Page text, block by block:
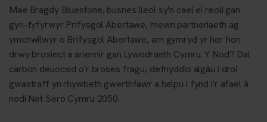
Mae Bragdy Bluestone, busnes lleol sy'n cael ei reoli gan
gyn-fyfyrwyr Prifysgol Abertawe, mewn partneriaeth ag
ymchwilwyr o Brifysgol Abertawe, am gymryd yr her hon
drwy brosiect a ariennir gan Lywodraeth Cymru. Y Nod? Dal
carbon deuocsid o'r broses fragu, defnyddio algâu i droi
gwastraff yn rhywbeth gwerthfawr a helpu i fynd i'r afael â
nodi Net Sero Cymru 2050.